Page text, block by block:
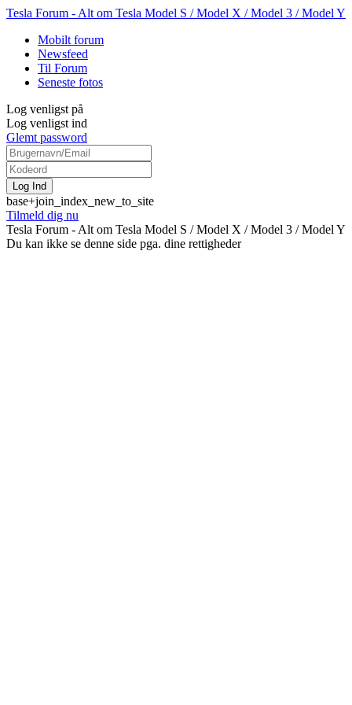
Tesla Forum - Alt om Tesla Model S / Model X / Model 3 / Model Y
Mobilt forum
Newsfeed
Til Forum
Seneste fotos
Log venligst på
Log venligst ind
Glemt password
base+join_index_new_to_site
Tilmeld dig nu
Tesla Forum - Alt om Tesla Model S / Model X / Model 3 / Model Y
Du kan ikke se denne side pga. dine rettigheder